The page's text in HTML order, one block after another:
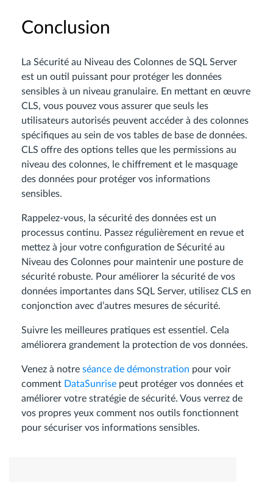
Conclusion
La Sécurité au Niveau des Colonnes de SQL Server
est un outil puissant pour protéger les données
sensibles à un niveau granulaire. En mettant en œuvre
CLS, vous pouvez vous assurer que seuls les
utilisateurs autorisés peuvent accéder à des colonnes
spécifiques au sein de vos tables de base de données.
CLS offre des options telles que les permissions au
niveau des colonnes, le chiffrement et le masquage
des données pour protéger vos informations
sensibles.
Rappelez-vous, la sécurité des données est un
processus continu. Passez régulièrement en revue et
mettez à jour votre configuration de Sécurité au
Niveau des Colonnes pour maintenir une posture de
sécurité robuste. Pour améliorer la sécurité de vos
données importantes dans SQL Server, utilisez CLS en
conjonction avec d’autres mesures de sécurité.
Suivre les meilleures pratiques est essentiel. Cela
améliorera grandement la protection de vos données.
Venez à notre séance de démonstration pour voir
comment DataSunrise peut protéger vos données et
améliorer votre stratégie de sécurité. Vous verrez de
vos propres yeux comment nos outils fonctionnent
pour sécuriser vos informations sensibles.